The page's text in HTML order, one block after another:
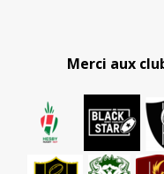
Merci aux